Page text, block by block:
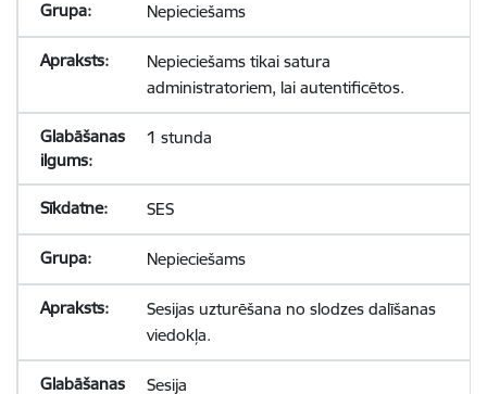
Nepieciešams
Nepieciešams tikai satura
administratoriem, lai autentificētos.
1 stunda
SES
Nepieciešams
Sesijas uzturēšana no slodzes dalīšanas
viedokļa.
Sesija